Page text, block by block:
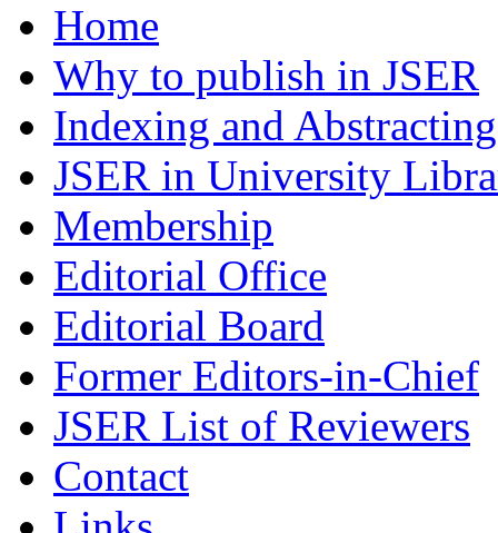
Home
Why to publish in JSER
Indexing and Abstracting
JSER in University
Membership
Editorial Office
Editorial Board
Former Editors-in-Chief
JSER List of Reviewers
Contact